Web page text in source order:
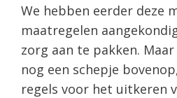
We hebben eerder deze
maatregelen
zorg aan te pakken.
nog een schepje
regels voor het uitkeren